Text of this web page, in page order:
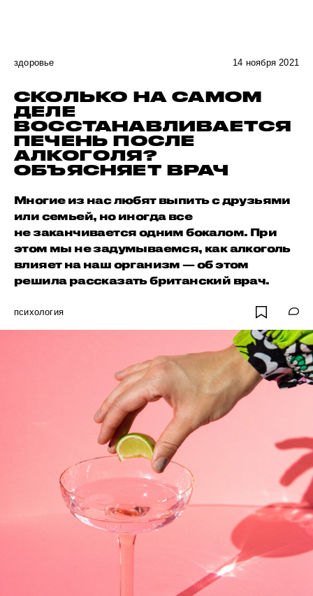
здоровье 14 ноября 2021
СКОЛЬКО НА САМОМ
ДЕЛЕ
ВОССТАНАВЛИВАЕТСЯ
ПЕЧЕНЬ ПОСЛЕ
АЛКОГОЛЯ?
ОБЪЯСНЯЕТ ВРАЧ
Многие из нас любят выпить с друзьями
или семьей, но иногда все
не заканчивается одним бокалом. При
этом мы не задумываемся, как алкоголь
влияет на наш организм — об этом
решила рассказать британский врач.
психология